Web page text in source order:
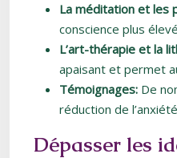
La méditation et les
conscience plus
L’art-thérapie et la
apaisant et permet
Témoignages: De
réduction de
Dépasser les